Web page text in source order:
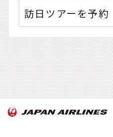
訪日ツアーを予約